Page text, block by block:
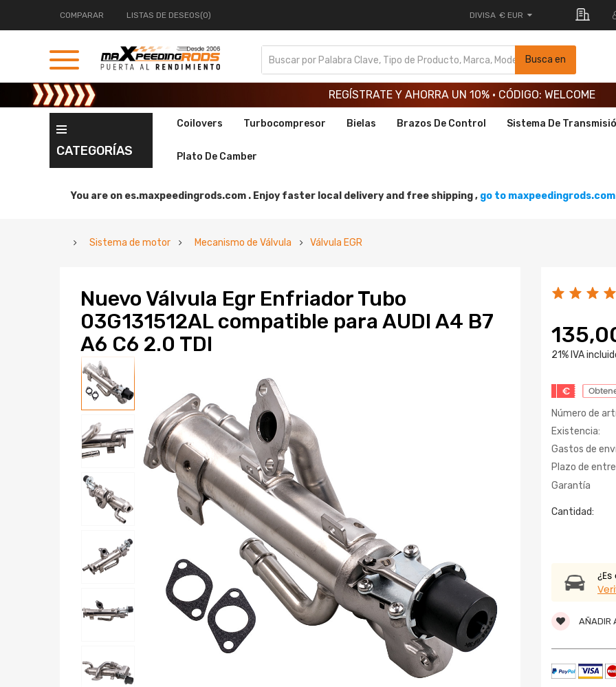
COMPARAR LISTAS DE DESEOS(0) DIVISA € EUR
Busca en
REGÍSTRATE Y AHORRA UN 10% · CÓDIGO: WELCOME
REGÍSTRATE Y AHORRA UN 10% · CÓDIGO: WELCOME
REGÍSTRATE Y AHORRA UN 10% · CÓDIGO: WELCOME
CATEGORÍAS
Coilovers Turbocompresor Bielas Brazos De Control Sistema De
Plato De Camber
You are on es.maxpeedingrods.com . Enjoy faster local delivery and free shipping , go to maxpeedingrods.com
Sistema de motor Mecanismo de Válvula Válvula EGR
Nuevo Válvula Egr Enfriador Tubo
03G131512AL compatible para AUDI A4 B7
A6 C6 2.0 TDI
21% IVA
€
Número de
Existencia:
Gastos de
Plazo de
Garantía
Cantidad:
AÑADIR